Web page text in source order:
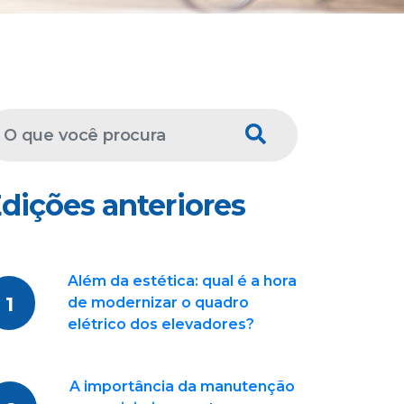
anteriores
1
Além da estética: qual é a hora
de modernizar o quadro
elétrico dos elevadores?
A importância da manutenção